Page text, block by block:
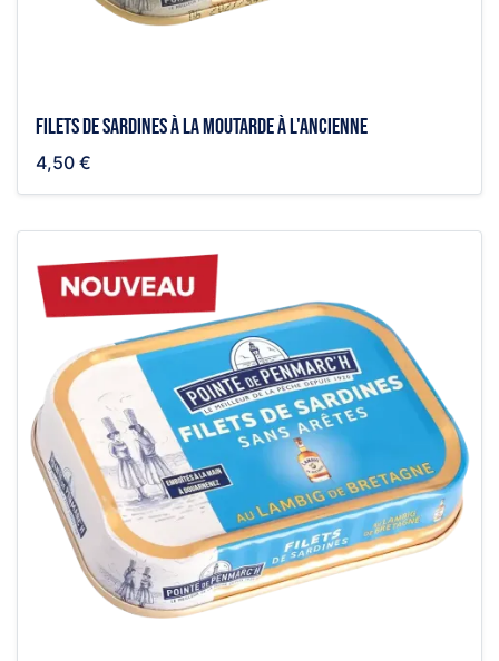
Filets de sardines à la moutarde à l'ancienne
4,50 €